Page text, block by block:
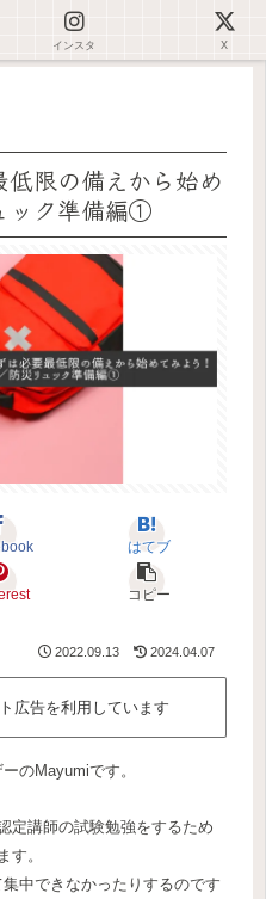
らない環境を一緒に整えます✊🏻
低限の備えから始め
ック準備編①
はてブ
コピー
2022.09.13 2024.04.07
広告を利用しています
のMayumiです。
定講師の試験勉強をするため
す。
中できなかったりするのです
インスタ X